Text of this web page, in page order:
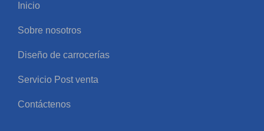
Inicio
Sobre nosotros
Diseño de carrocerías
Servicio Post venta
Contáctenos